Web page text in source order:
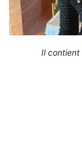
Il contient